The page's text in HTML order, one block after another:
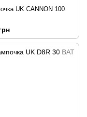
UK CANNON 100